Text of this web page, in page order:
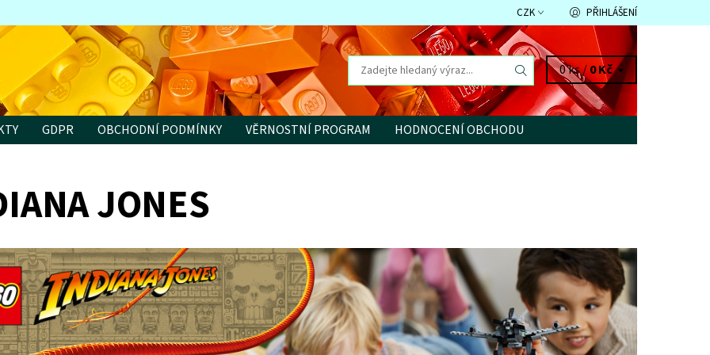
CZK PŘIHLÁŠENÍ
0 ks /0 Kč
GDPR OBCHODNÍ PODMÍNKY VĚRNOSTNÍ PROGRAM HODNOCENÍ OBCHODU
JONES